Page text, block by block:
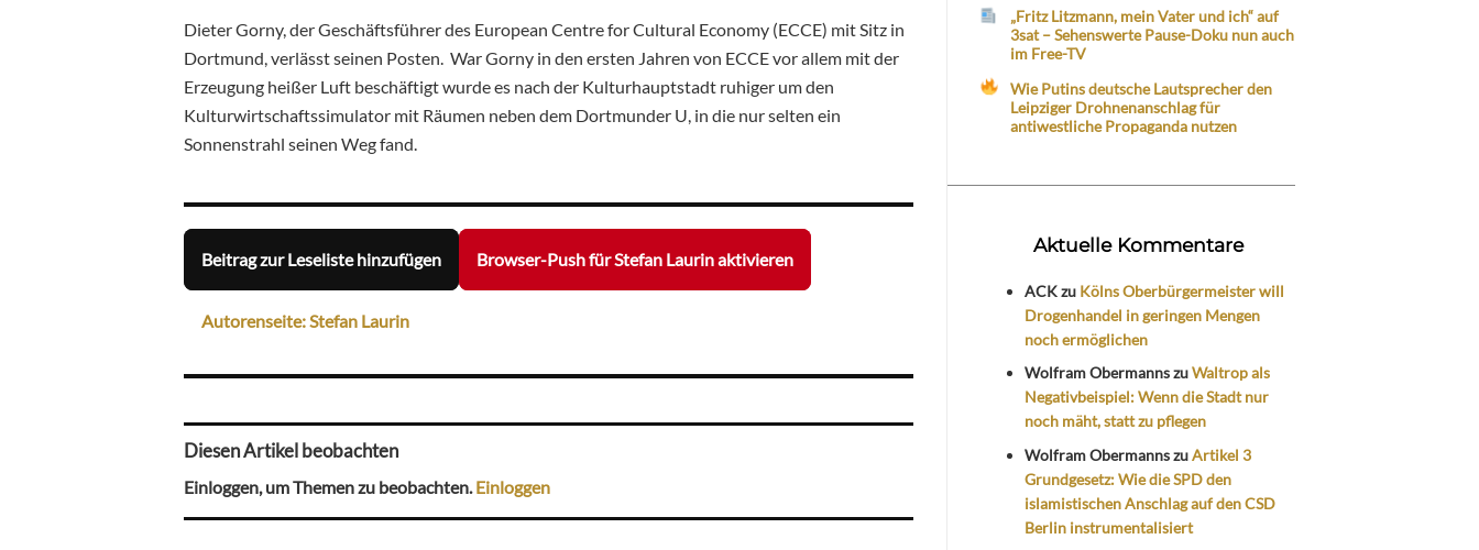
Dieter Gorny, der Geschäftsführer des European Centre for Cultural Economy (ECCE) mit Sitz in
Dortmund, verlässt seinen Posten. War Gorny in den ersten Jahren von ECCE vor allem mit der
Erzeugung heißer Luft beschäftigt wurde es nach der Kulturhauptstadt ruhiger um den
Kulturwirtschaftssimulator mit Räumen neben dem Dortmunder U, in die nur selten ein
Sonnenstrahl seinen Weg fand.
Beitrag zur Leseliste hinzufügen Browser-Push für Stefan Laurin aktivieren
Autorenseite: Stefan Laurin
Diesen Artikel beobachten
Einloggen, um Themen zu beobachten.Einloggen
„Fritz Litzmann, mein Vater und ich“ auf
3sat – Sehenswerte Pause-Doku nun auch
im Free-TV
Wie Putins deutsche Lautsprecher den
Leipziger Drohnenanschlag für
antiwestliche Propaganda nutzen
Aktuelle Kommentare
ACKzu Kölns Oberbürgermeister will
Drogenhandel in geringen Mengen
noch ermöglichen
Wolfram ObermannszuWaltrop als
Negativbeispiel: Wenn die Stadt nur
noch mäht, statt zu pflegen
Wolfram ObermannszuArtikel 3
Grundgesetz: Wie die SPD den
islamistischen Anschlag auf den CSD
Berlin instrumentalisiert